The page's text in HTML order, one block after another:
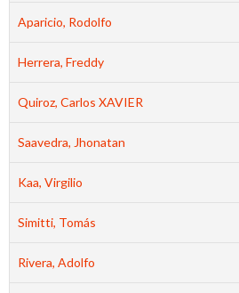
Aparicio, Rodolfo
Herrera, Freddy
Quiroz, Carlos XAVIER
Saavedra, Jhonatan
Kaa, Virgilio
Simitti, Tomás
Rivera, Adolfo